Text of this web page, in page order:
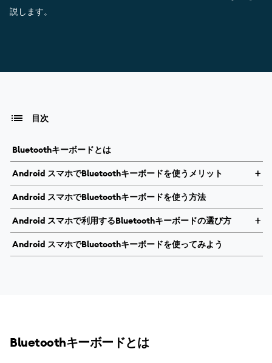
説します。
目次
Bluetoothキーボードとは
Android スマホでBluetoothキーボードを使うメリット
Android スマホでBluetoothキーボードを使う方法
Android スマホで利用するBluetoothキーボードの選び方
Android スマホでBluetoothキーボードを使ってみよう
Bluetoothキーボードとは